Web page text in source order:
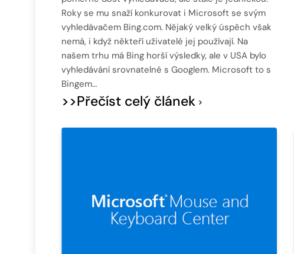
Roky se mu snaží konkurovat i Microsoft se svým
vyhledávačem Bing.com. Nějaký velký úspěch však
nemá, i když někteří uživatelé jej používají. Na
našem trhu má Bing horší výsledky, ale v USA bylo
vyhledávání srovnatelné s Googlem. Microsoft to s
Bingem…
>>Přečíst celý článek